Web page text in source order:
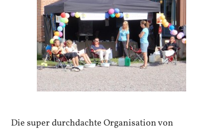
Die super durchdachte Organisation von